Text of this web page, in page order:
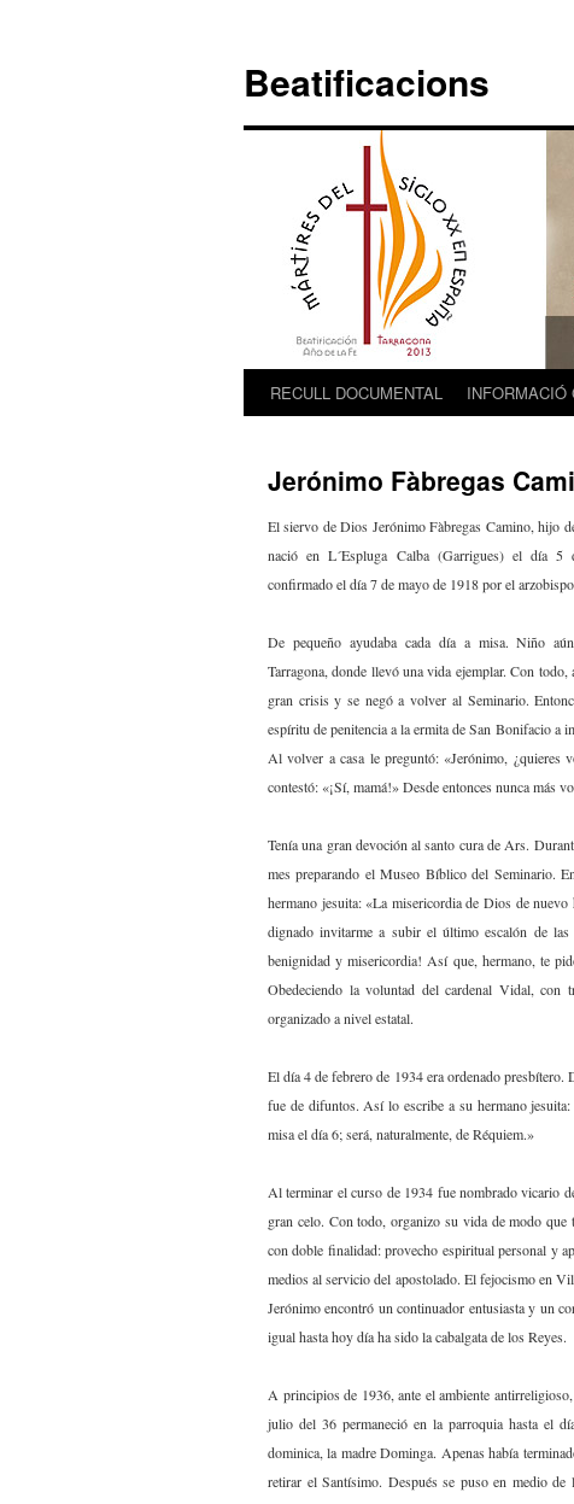
contingut
Beatificacions
RECULL DOCUMENTAL INFORMACIÓ
Jerónimo Fàbregas
El siervo de Dios Jerónimo Fàbregas Camino, hijo
nació en L´Espluga Calba (Garrigues) el día 5
confirmado el día 7 de mayo de 1918 por el
De pequeño ayudaba cada día a misa. Niño
Tarragona, donde llevó una vida ejemplar. Con
gran crisis y se negó a volver al Seminario.
espíritu de penitencia a la ermita de San Bonifacio a
Al volver a casa le preguntó: «Jerónimo, ¿quieres
contestó: «¡Sí, mamá!» Desde entonces nunca más
Tenía una gran devoción al santo cura de Ars.
mes preparando el Museo Bíblico del Seminario.
hermano jesuita: «La misericordia de Dios de
dignado invitarme a subir el último escalón de
benignidad y misericordia! Así que, hermano, te
Obedeciendo la voluntad del cardenal Vidal, con
organizado a nivel estatal.
El día 4 de febrero de 1934 era ordenado presbítero.
fue de difuntos. Así lo escribe a su hermano
misa el día 6; será, naturalmente, de Réquiem.»
Al terminar el curso de 1934 fue nombrado vicario
gran celo. Con todo, organizo su vida de modo
con doble finalidad: provecho espiritual personal y
medios al servicio del apostolado. El fejocismo en
Jerónimo encontró un continuador entusiasta y un
igual hasta hoy día ha sido la cabalgata de los Reyes.
A principios de 1936, ante el ambiente
julio del 36 permaneció en la parroquia hasta el
dominica, la madre Dominga. Apenas había
retirar el Santísimo. Después se puso en medio